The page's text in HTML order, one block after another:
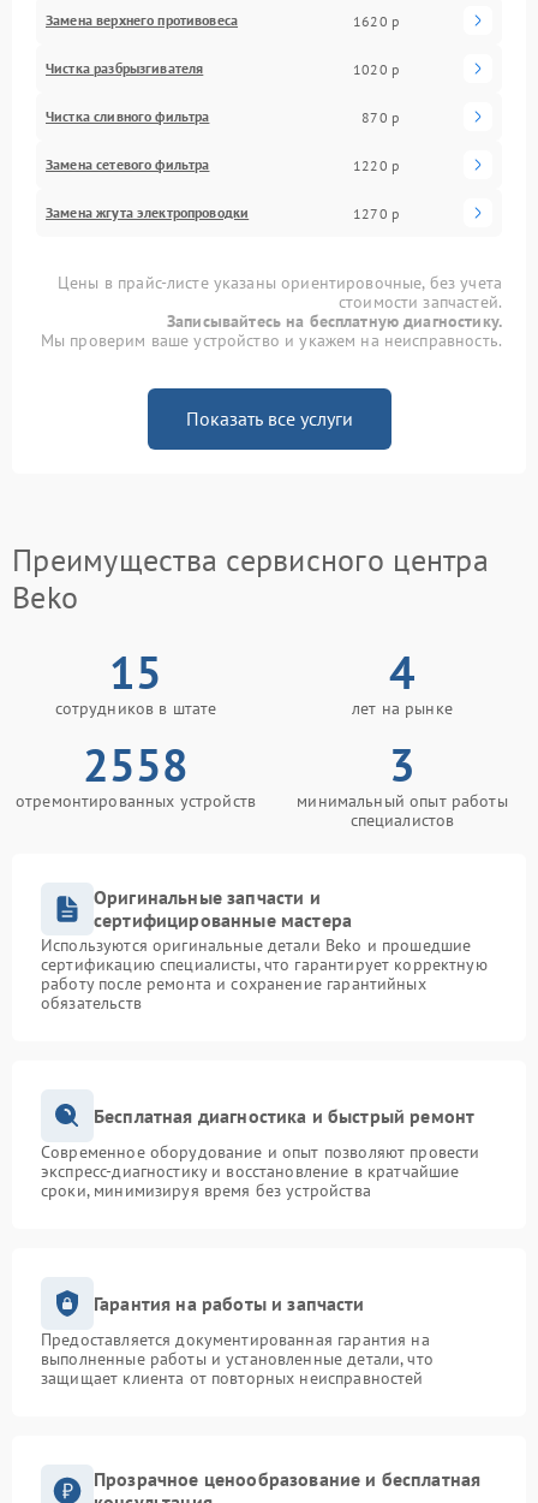
Замена верхнего противовеса 1620 р
Чистка разбрызгивателя 1020 р
Чистка сливного фильтра 870 р
Замена сетевого фильтра 1220 р
Замена жгута электропроводки 1270 р
Цены в прайс-листе указаны ориентировочные, без учета
стоимости запчастей.
Записывайтесь на бесплатную диагностику.
Мы проверим ваше устройство и укажем на неисправность.
Показать все услуги
Преимущества сервисного центра
Beko
15
сотрудников в штате
4
лет на рынке
2558
отремонтированных устройств
3
минимальный опыт работы
специалистов
Оригинальные запчасти и
сертифицированные мастера
Используются оригинальные детали Beko и прошедшие
сертификацию специалисты, что гарантирует корректную
работу после ремонта и сохранение гарантийных
обязательств
Бесплатная диагностика и быстрый ремонт
Современное оборудование и опыт позволяют провести
экспресс-диагностику и восстановление в кратчайшие
сроки, минимизируя время без устройства
Гарантия на работы и запчасти
Предоставляется документированная гарантия на
выполненные работы и установленные детали, что
защищает клиента от повторных неисправностей
Прозрачное ценообразование и бесплатная